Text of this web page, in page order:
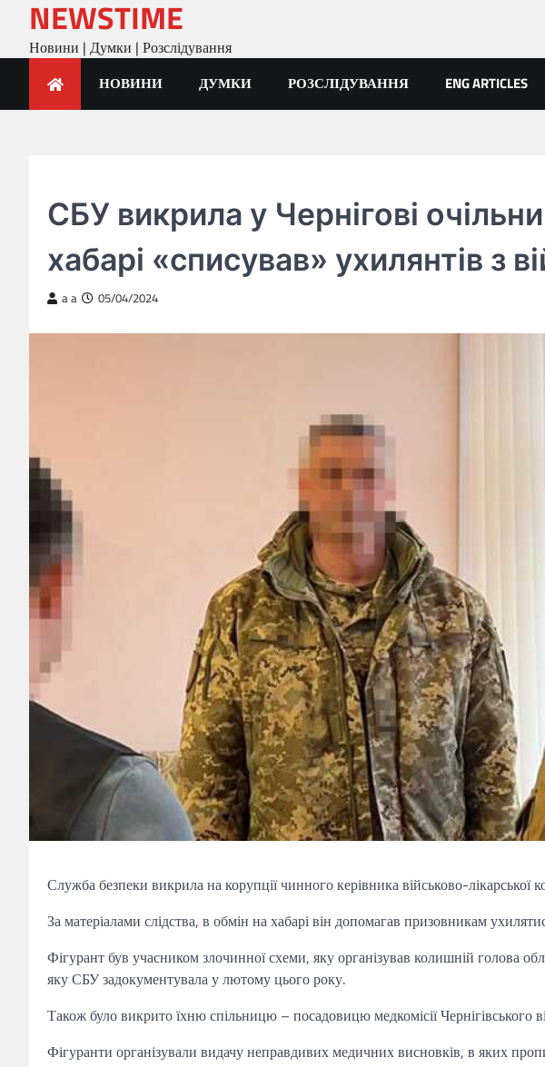
content
NEWSTIME
Новини | Думки | Розслідування
НОВИНИ ДУМКИ РОЗСЛІДУВАННЯ ENG ARTICLES
СБУ викрила у Чернігові
хабарі «списував» ухилянтів з
a a 05/04/2024
Служба безпеки викрила на корупції чинного керівника військово-лікарської
За матеріалами слідства, в обмін на хабарі він допомагав призовникам
Фігурант був учасником злочинної схеми, яку організував колишній голова
яку СБУ задокументувала у лютому цього року.
Також було викрито їхню спільницю – посадовицю медкомісії Чернігівського
Фігуранти організували видачу неправдивих медичних висновків, в яких